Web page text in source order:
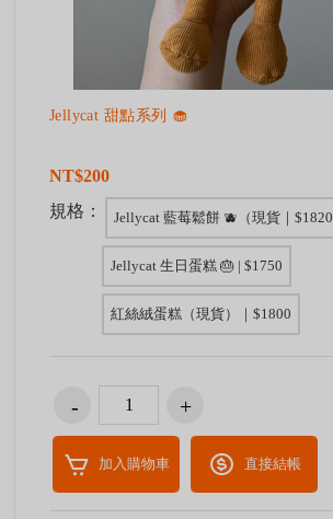
Jellycat 甜點系列 🧁
NT$200
規格：
Jellycat 藍莓鬆餅 🫐（現貨｜$1820
Jellycat 生日蛋糕 🎂 | $1750
紅絲絨蛋糕（現貨）｜$1800
加入購物車 直接結帳